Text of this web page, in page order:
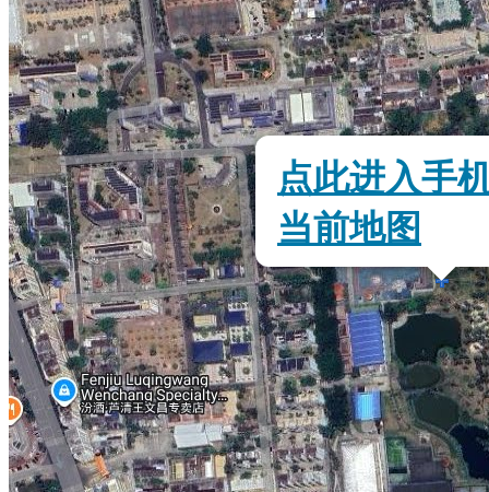
点此进入手
当前地图